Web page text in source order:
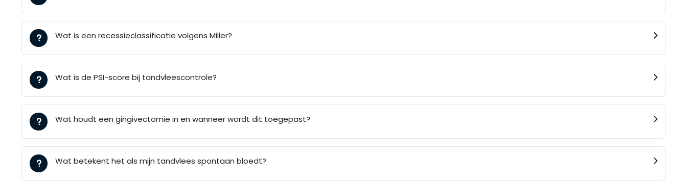
Wat is een recessieclassificatie volgens Miller?
Wat is de PSI-score bij tandvleescontrole?
Wat houdt een gingivectomie in en wanneer wordt dit toegepast?
Wat betekent het als mijn tandvlees spontaan bloedt?